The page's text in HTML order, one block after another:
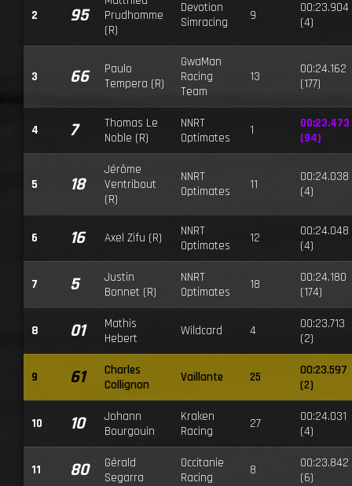
2 95
Prudhomme
(R)
Devotion
Simracing
9
00:23.904
(4)
3 66
Paulo
Tempera (R)
GwaMan
Racing
Team
13
00:24.162
(177)
4 7
Thomas Le
Noble (R)
NNRT
Optimates
1
00:23.473
(94)
5 18
Jérôme
Ventribout
(R)
NNRT
Optimates
11
00:24.038
(4)
6 16 Axel Zifu (R)
NNRT
Optimates
12
00:24.048
(4)
7 5
Justin
Bonnet (R)
NNRT
Optimates
18
00:24.180
(174)
8 01
Mathis
Hebert
Wildcard 4
00:23.713
(2)
9 61
Charles
Collignon
Vaillante 25
00:23.597
(2)
10 10
Johann
Bourgouin
Kraken
Racing
27
00:24.031
(4)
11 80
Gérald
Segarra
Occitanie
Racing
8
00:23.842
(6)